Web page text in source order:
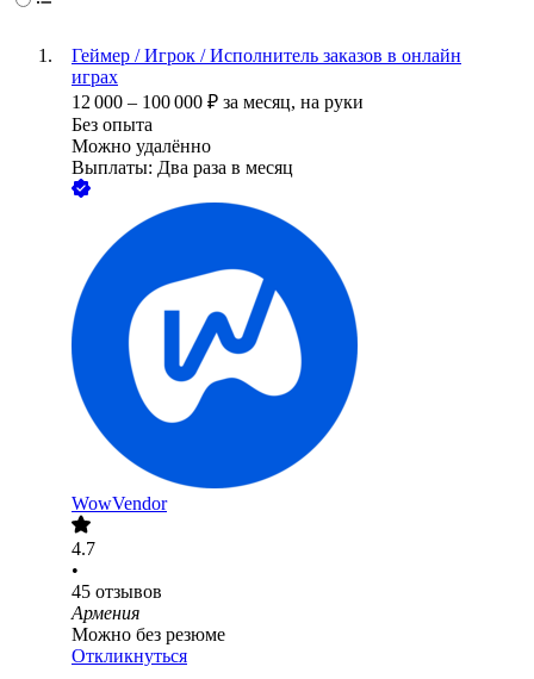
Геймер / Игрок / Исполнитель заказов в онлайн
играх
12 000 – 100 000 ₽ за месяц, на руки
Без опыта
Можно удалённо
Выплаты: Два раза в месяц
WowVendor
4.7
•
45 отзывов
Армения
Можно без резюме
Откликнуться